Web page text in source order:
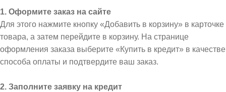
1. Оформите заказ на сайте
Для этого нажмите кнопку «Добавить в корзину» в карточке
товара, а затем перейдите в корзину. На странице
оформления заказа выберите «Купить в кредит» в качестве
способа оплаты и подтвердите ваш заказ.
2. Заполните заявку на кредит